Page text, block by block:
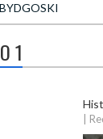
1
|